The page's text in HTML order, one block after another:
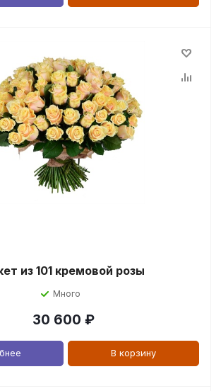
из 101 кремовой розы
Много
30 600 ₽
В корзину